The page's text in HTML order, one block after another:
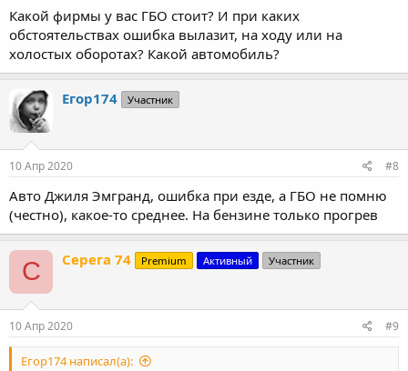
Какой фирмы у вас ГБО стоит? И при каких
обстоятельствах ошибка вылазит, на ходу или на
холостых оборотах? Какой автомобиль?
Егор174 Участник
10 Апр 2020 #8
Авто Джиля Эмгранд, ошибка при езде, а ГБО не помню
(честно), какое-то среднее. На бензине только прогрев
С Серега 74 Premium Активный Участник
10 Апр 2020 #9
Егор174 написал(а):